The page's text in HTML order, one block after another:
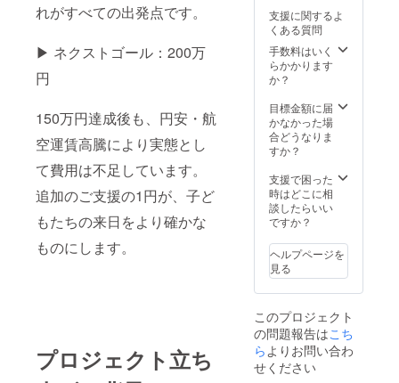
れがすべての出発点です。
▶ ネクストゴール：200万
円
150万円達成後も、円安・航
空運賃高騰により実態とし
て費用は不足しています。
追加のご支援の1円が、子ど
もたちの来日をより確かな
ものにします。
プロジェクト立ち
ン（プ
ルダウ
ン選
択）よ
り選択
い。
【GB+
スタッ
フ・松
とミャ
ンマー
料理の
夕べ】
ンマー
料理食
事会に
ご招待
日程・
東京近
郊）。
食事
代
ミャン
マーの
選手た
ちと同
じユニ
ムを。
・サ
イズ展
開：S,
・カ
ラー展
開：
ホーム
ウェイ
白 ※
サイズ
や色な
プショ
ン（プ
ルダウ
ン選
択）よ
支援に関するよ
くある質問
手数料はいく
らかかります
か？
目標金額に届
かなかった場
合どうなりま
すか？
支援で困った
時はどこに相
談したらいい
ですか？
ヘルプページを
見る
このプロジェクト
の問題報告はこち
らよりお問い合わ
せください